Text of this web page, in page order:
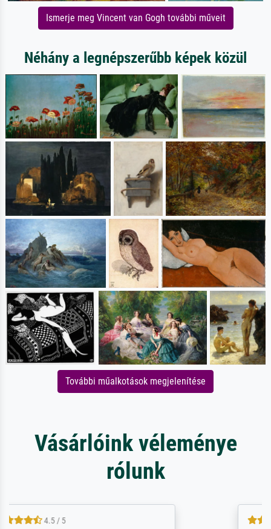
Ismerje meg Vincent van Gogh további műveit
Néhány a legnépszerűbb képek közül
További műalkotások megjelenítése
Vásárlóink véleménye
rólunk